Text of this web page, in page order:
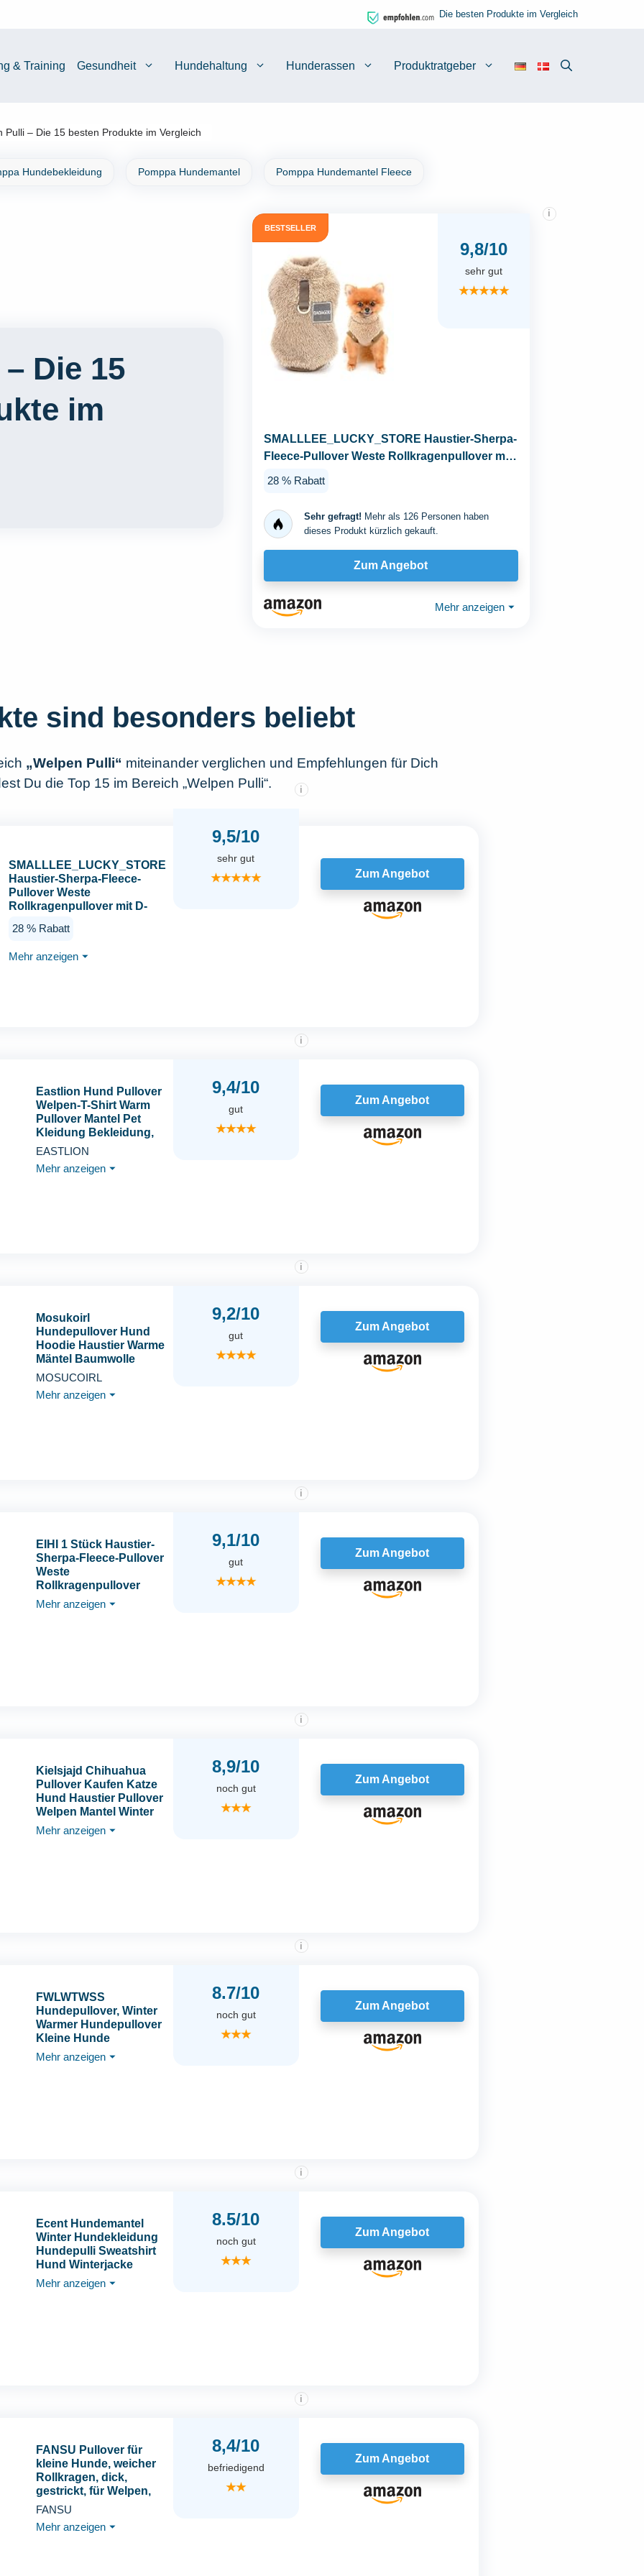
Die besten Produkte im Vergleich
& Training Gesundheit Hundehaltung Hunderassen Produktratgeber
Pulli – Die 15 besten Produkte im Vergleich
Hundebekleidung Pomppa Hundemantel Pomppa Hundemantel Fleece
Die 15
im
BESTSELLER
9,8/10
i
sehr gut
★★★★★
SMALLLEE_LUCKY_STORE Haustier-Sherpa-
Fleece-Pullover Weste Rollkragenpullover mit
28 % Rabatt
Sehr gefragt! Mehr als 126 Personen haben
dieses Produkt kürzlich gekauft.
Zum Angebot
Mehr anzeigen ⏷
sind besonders beliebt
„Welpen Pulli“ miteinander verglichen und Empfehlungen für Dich
Du die Top 15 im Bereich „Welpen Pulli“.
SMALLLEE_LUCKY_STORE
Haustier-Sherpa-Fleece-
Pullover Weste
Rollkragenpullover mit D-
kleine Hunde Katzen,
warme Herbst-
28 % Rabatt
Mehr anzeigen ⏷
9,5/10
i
sehr gut
★★★★★ Zum Angebot
Eastlion Hund Pullover
Welpen-T-Shirt Warm
Pullover Mantel Pet
Kleidung Bekleidung,
Grau, Gr. S
EASTLION
Mehr anzeigen ⏷
9,4/10
i
gut
★★★★
Zum Angebot
Mosukoirl
Hundepullover Hund
Hoodie Haustier Warme
Mäntel Baumwolle
Sweatshirts Hund
Welpe Pullover Hund
MOSUCOIRL
Mehr anzeigen ⏷
9,2/10
i
gut
★★★★
Zum Angebot
EIHI 1 Stück Haustier-
Sherpa-Fleece-Pullover
Weste
Rollkragenpullover
weiches Sweatshirt für
kleine Hunde Katzen,
Mehr anzeigen ⏷
9,1/10
i
gut
★★★★
Zum Angebot
Kielsjajd Chihuahua
Pullover Kaufen Katze
Hund Haustier Pullover
Welpen Mantel Winter
für kleine Hunde Jacke
Mehr anzeigen ⏷
8,9/10
i
noch gut
★★★
Zum Angebot
FWLWTWSS
Hundepullover, Winter
Warmer Hundepullover
Kleine Hunde
Rollkragen
Strickpullover Hunde
Mehr anzeigen ⏷
8.7/10
i
noch gut
★★★
Zum Angebot
Ecent Hundemantel
Winter Hundekleidung
Hundepulli Sweatshirt
Hund Winterjacke
Baumwolle für Hunde
Mehr anzeigen ⏷
8.5/10
i
noch gut
★★★
Zum Angebot
FANSU Pullover für
kleine Hunde, weicher
Rollkragen, dick,
gestrickt, für Welpen,
einfarbig, für kleine,
Hunde und Katzen,
FANSU
Mehr anzeigen ⏷
8,4/10
i
befriedigend
★★
Zum Angebot